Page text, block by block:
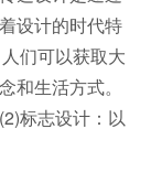
设计的时代特
们可以获取大
和生活方式。
标志设计：以